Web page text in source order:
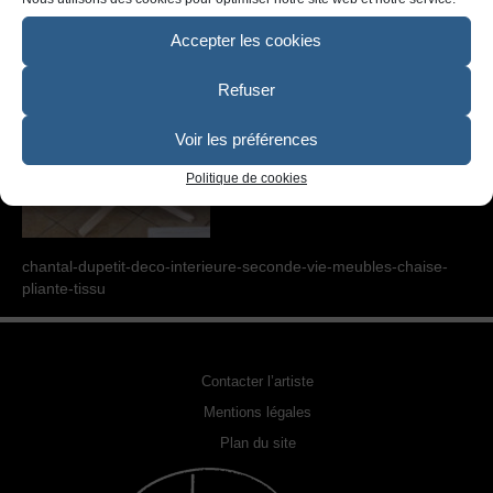
Accepter les cookies
Refuser
Voir les préférences
Politique de cookies
PHOTOGRAPHIE URBEX
RELOOKING FAUTEUILS & MEUBLES
REPRODUCTION DE PHOTO
ACQUÉRIR UNE OEUVRE
EXPOSITIONS
PHOTOS DE L’ARTISTE
LA PRESSE EN PARLE
chantal-dupetit-deco-interieure-seconde-vie-meubles-chaise-
pliante-tissu
Contacter l’artiste
Mentions légales
Plan du site